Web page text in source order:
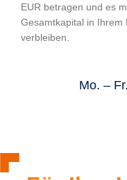
EUR betragen und es
Gesamtkapital in Ihrem
verbleiben.
Mo. –